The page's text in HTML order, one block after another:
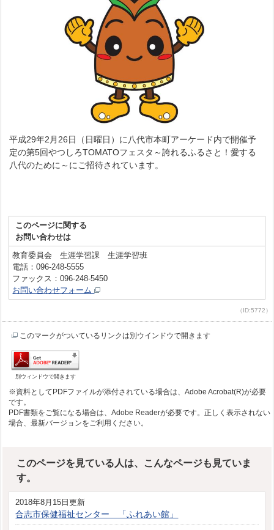
平成29年2月26日（日曜日）に八代市本町アーケード内で開催予
定の第5回やつしろTOMATOフェスタ～誇れるふるさと！愛する
八代のために～にご招待されています。
このページに関する
お問い合わせは
教育委員会 生涯学習課 生涯学習班
電話：096-248-5555
ファックス：096-248-5450
お問い合わせフォーム
（ID:5772）
このマークがついているリンクは別ウインドウで開きます
別ウィンドウで開きます
※資料としてPDFファイルが添付されている場合は、Adobe Acrobat(R)が必要
です。
PDF書類をご覧になる場合は、Adobe Readerが必要です。正しく表示されない
場合、最新バージョンをご利用ください。
このページを見ている人は、こんなページも見ていま
す。
2018年8月15日更新
合志市保健福祉センター 「ふれあい館」